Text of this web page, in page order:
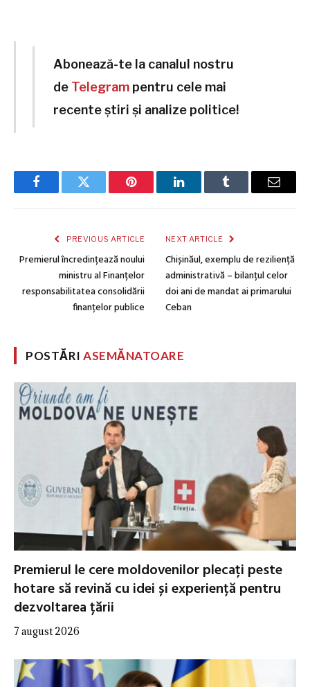
Abonează-te la canalul nostru
de Telegram pentru cele mai
recente știri și analize politice!
FacebookTwitter Pinterest LinkedInTumblr Email
PREVIOUS ARTICLE
Premierul încredințează noului
ministru al Finanțelor
responsabilitatea consolidării
finanțelor publice
NEXT ARTICLE
Chișinăul, exemplu de reziliență
administrativă – bilanțul celor
doi ani de mandat ai primarului
Ceban
POSTĂRIASEMĂNATOARE
Premierul le cere moldovenilor plecați peste
hotare să revină cu idei și experiență pentru
dezvoltarea țării
7 august 2026